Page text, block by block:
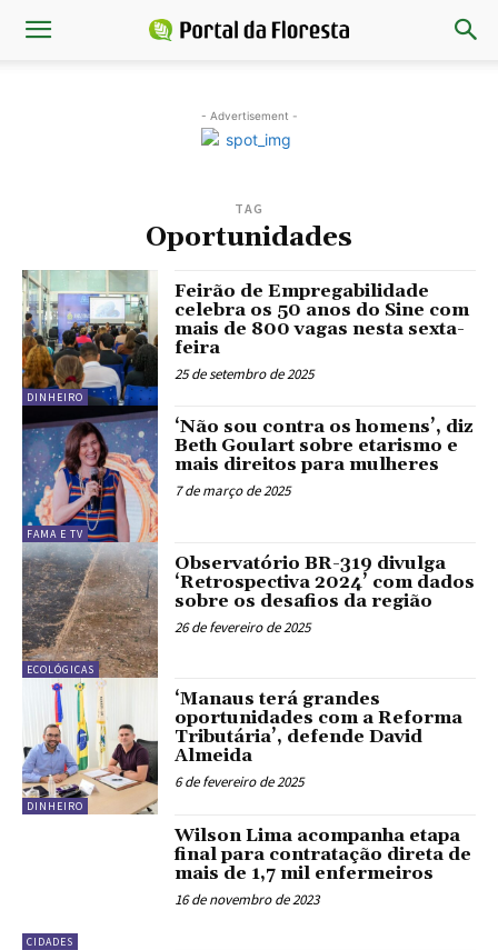
- Advertisement -
TAG
Oportunidades
DINHEIRO
Feirão de Empregabilidade
celebra os 50 anos do Sine com
mais de 800 vagas nesta sexta-
feira
25 de setembro de 2025
FAMA E TV
‘Não sou contra os homens’, diz
Beth Goulart sobre etarismo e
mais direitos para mulheres
7 de março de 2025
ECOLÓGICAS
Observatório BR-319 divulga
‘Retrospectiva 2024’ com dados
sobre os desafios da região
26 de fevereiro de 2025
DINHEIRO
‘Manaus terá grandes
oportunidades com a Reforma
Tributária’, defende David
Almeida
6 de fevereiro de 2025
CIDADES
Wilson Lima acompanha etapa
final para contratação direta de
mais de 1,7 mil enfermeiros
16 de novembro de 2023